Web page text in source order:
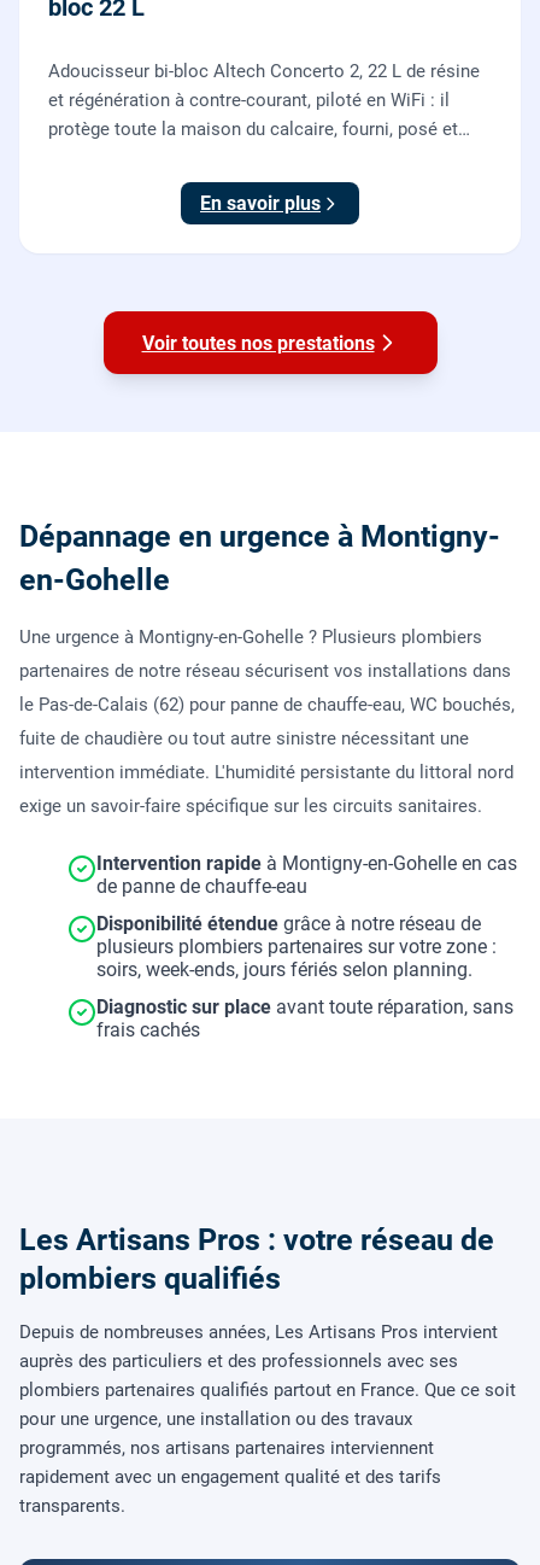
bloc 22 L
Adoucisseur bi-bloc Altech Concerto 2, 22 L de résine
et régénération à contre-courant, piloté en WiFi : il
protège toute la maison du calcaire, fourni, posé et
En savoir plus
Voir toutes nos prestations
Dépannage en urgence à Montigny-
en-Gohelle
Une urgence à Montigny-en-Gohelle ? Plusieurs plombiers
partenaires de notre réseau sécurisent vos installations dans
le Pas-de-Calais (62) pour panne de chauffe-eau, WC bouchés,
fuite de chaudière ou tout autre sinistre nécessitant une
intervention immédiate. L'humidité persistante du littoral nord
exige un savoir-faire spécifique sur les circuits sanitaires.
Intervention rapide à Montigny-en-Gohelle en cas
de panne de chauffe-eau
Disponibilité étendue grâce à notre réseau de
plusieurs plombiers partenaires sur votre zone :
soirs, week-ends, jours fériés selon planning.
Diagnostic sur place avant toute réparation, sans
frais cachés
Les Artisans Pros : votre réseau de
plombiers qualifiés
Depuis de nombreuses années, Les Artisans Pros intervient
auprès des particuliers et des professionnels avec ses
plombiers partenaires qualifiés partout en France. Que ce soit
pour une urgence, une installation ou des travaux
programmés, nos artisans partenaires interviennent
rapidement avec un engagement qualité et des tarifs
transparents.